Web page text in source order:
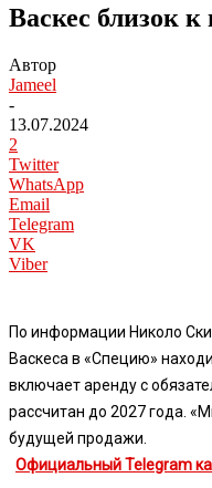
Васкес близок
Автор
Jameel
-
13.07.2024
2
Twitter
WhatsApp
Email
Telegram
VK
Viber
По информации Николо
Васкеса в «Специю»
включает аренду с
рассчитан до 2027 года.
будущей продажи.
Официальный Telegram